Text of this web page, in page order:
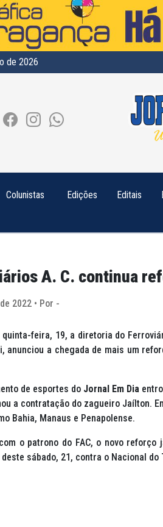
de 2026
Colunistas Edições Editais
A. C. continua
2022 • Por -
quinta-feira, 19, a diretoria do
anunciou a chegada de mais um
de esportes do Jornal Em Dia
a contratação do zagueiro Jaílton.
Bahia, Manaus e Penapolense.
o patrono do FAC, o novo
sábado, 21, contra o Nacional do